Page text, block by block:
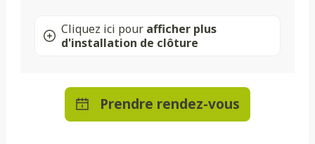
Cliquez ici pour afficher plus
d'installation de clôture
Prendre rendez-vous